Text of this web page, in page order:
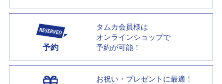
予約
タムカ会員様は
オンラインショップで
予約が可能！
お祝い・プレゼントに最適！